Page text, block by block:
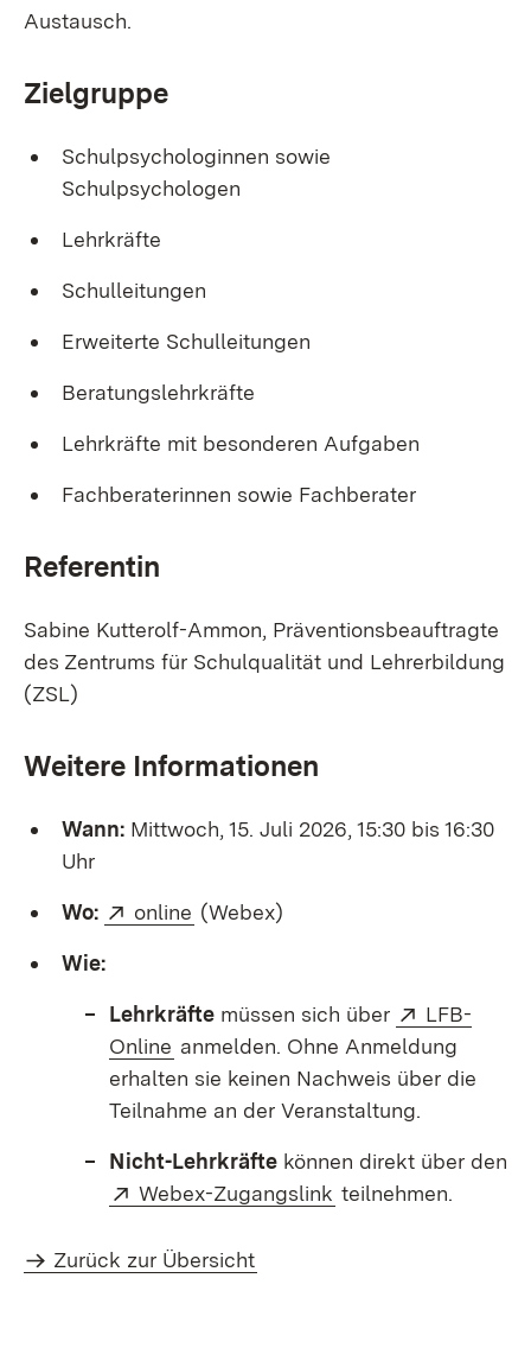
Austausch.
Zielgruppe
Schulpsychologinnen sowie
Schulpsychologen
Lehrkräfte
Schulleitungen
Erweiterte Schulleitungen
Beratungslehrkräfte
Lehrkräfte mit besonderen Aufgaben
Fachberaterinnen sowie Fachberater
Referentin
Sabine Kutterolf-Ammon, Präventionsbeauftragte
des Zentrums für Schulqualität und Lehrerbildung
(ZSL)
Weitere Informationen
Wann: Mittwoch, 15. Juli 2026, 15:30 bis 16:30
Uhr
Wo: Extern:
online (Öffnet in neuem Fenster)
(Webex)
Wie:
Lehrkräfte müssen sich über Extern:
LFB-
Online (Öffnet in neuem Fenster)
anmelden. Ohne Anmeldung
erhalten sie keinen Nachweis über die
Teilnahme an der Veranstaltung.
Nicht-Lehrkräfte können direkt über den
Extern:
Webex-Zugangslink (Öffnet in neuem
teilnehmen.
Zurück zur Übersicht